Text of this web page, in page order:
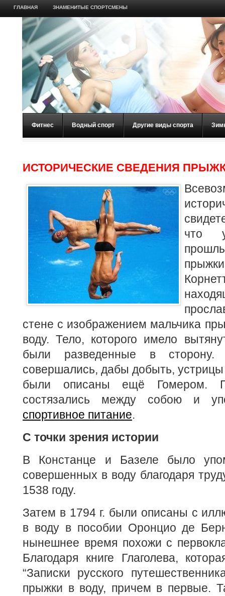
ГЛАВНАЯ ЗНАМЕНИТЫЕ СПОРТСМЕНЫ
Фитнес Водный спорт Другие виды спорта
ИСТОРИЧЕСКИЕ СВЕДЕНИЯ
что
стене с изображением мальчика
воду. Тело, которого имело
были разведенные в сторону.
совершались, дабы добыть,
были описаны ещё Гомером.
состязались между собою и
спортивное питание.
С точки зрения истории
В Констанце и Базеле было
совершенных в воду благодаря
1538 году.
Затем в 1794 г. были описаны с
в воду в пособии Оронцио де
нынешнее время похожи с
Благодаря книге Глаголева,
“Записки русского
прыжки в воду, причем в первые.